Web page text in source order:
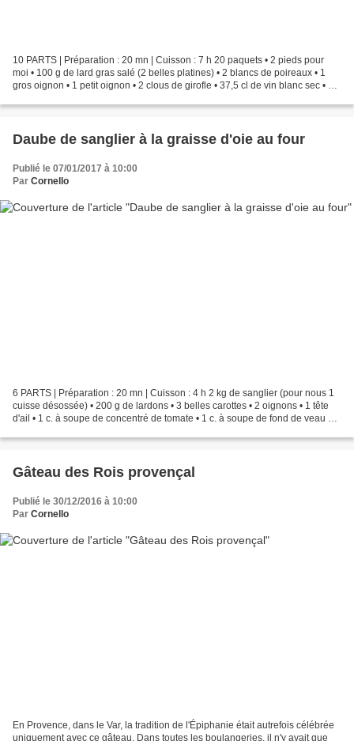
10 PARTS | Préparation : 20 mn | Cuisson : 7 h 20 paquets • 2 pieds pour
moi • 100 g de lard gras salé (2 belles platines) • 2 blancs de poireaux • 1
gros oignon • 1 petit oignon • 2 clous de girofle • 37,5 cl de vin blanc sec • 2
Daube de sanglier à la graisse d'oie au four
Publié le 07/01/2017 à 10:00
Par Cornello
6 PARTS | Préparation : 20 mn | Cuisson : 4 h 2 kg de sanglier (pour nous 1
cuisse désossée) • 200 g de lardons • 3 belles carottes • 2 oignons • 1 tête
d'ail • 1 c. à soupe de concentré de tomate • 1 c. à soupe de fond de veau en
Gâteau des Rois provençal
Publié le 30/12/2016 à 10:00
Par Cornello
En Provence, dans le Var, la tradition de l'Épiphanie était autrefois célébrée
uniquement avec ce gâteau. Dans toutes les boulangeries, il n'y avait que